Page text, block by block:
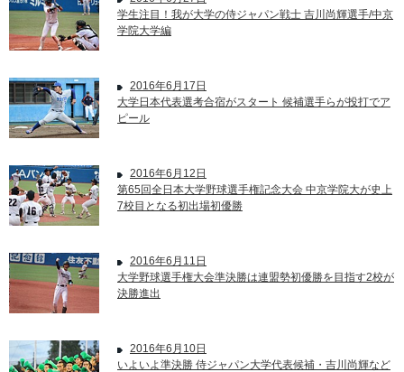
学生注目！我が大学の侍ジャパン戦士 吉川尚輝選手/中京
学院大学編
2016年6月17日
大学日本代表選考合宿がスタート 候補選手らが投打でア
ピール
2016年6月12日
第65回全日本大学野球選手権記念大会 中京学院大が史上
7校目となる初出場初優勝
2016年6月11日
大学野球選手権大会準決勝は連盟勢初優勝を目指す2校が
決勝進出
2016年6月10日
いよいよ準決勝 侍ジャパン大学代表候補・吉川尚輝など